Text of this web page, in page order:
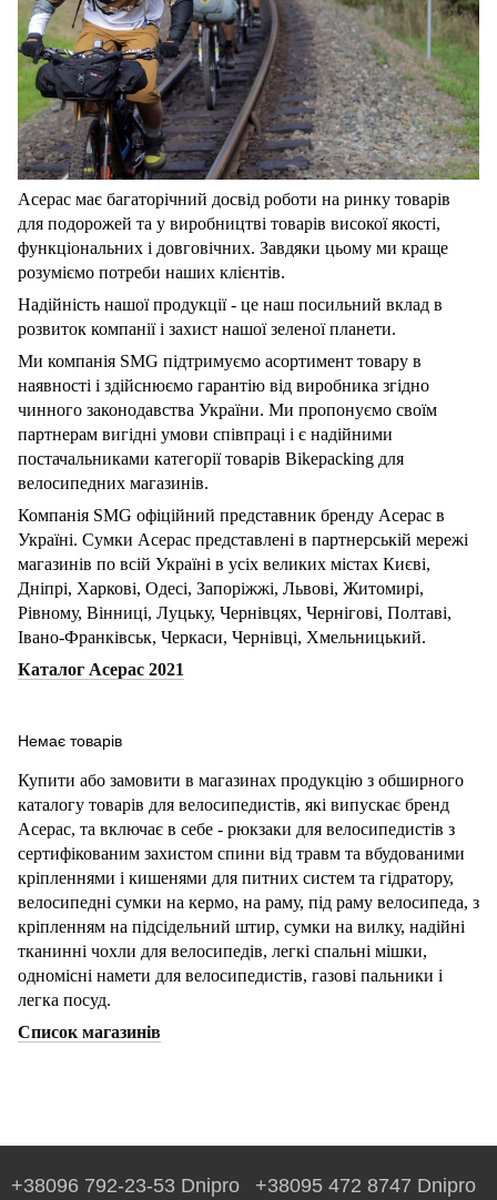
Acepac має багаторічний досвід роботи на ринку товарів
для подорожей та у виробництві товарів високої якості,
функціональних і довговічних. Завдяки цьому ми краще
розуміємо потреби наших клієнтів.
Надійність нашої продукції - це наш посильний вклад в
розвиток компанії і захист нашої зеленої планети.
Ми компанія SMG підтримуємо асортимент товару в
наявності і здійснюємо гарантію від виробника згідно
чинного законодавства України. Ми пропонуємо своїм
партнерам вигідні умови співпраці і є надійними
постачальниками категорії товарів Bikepacking для
велосипедних магазинів.
Компанія SMG офіційний представник бренду Acepac в
Україні. Сумки Acepac представлені в партнерській мережі
магазинів по всій Україні в усіх великих містах Києві,
Дніпрі, Харкові, Одесі, Запоріжжі, Львові, Житомирі,
Рівному, Вінниці, Луцьку, Чернівцях, Чернігові, Полтаві,
Івано-Франківськ, Черкаси, Чернівці, Хмельницький.
Каталог Acepac 2021
Немає товарів
Купити або замовити в магазинах продукцію з обширного
каталогу товарів для велосипедистів, які випускає бренд
Acepac, та включає в себе - рюкзаки для велосипедистів з
сертифікованим захистом спини від травм та вбудованими
кріпленнями і кишенями для питних систем та гідратору,
велосипедні сумки на кермо, на раму, під раму велосипеда, з
кріпленням на підсідельний штир, сумки на вилку, надійні
тканинні чохли для велосипедів, легкі спальні мішки,
одномісні намети для велосипедистів, газові пальники і
легка посуд.
Список магазинів
+38096 792-23-53 Dnipro +38095 472 8747 Dnipro